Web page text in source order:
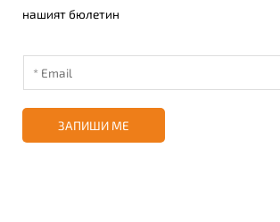
нашият бюлетин
ЗАПИШИ МЕ